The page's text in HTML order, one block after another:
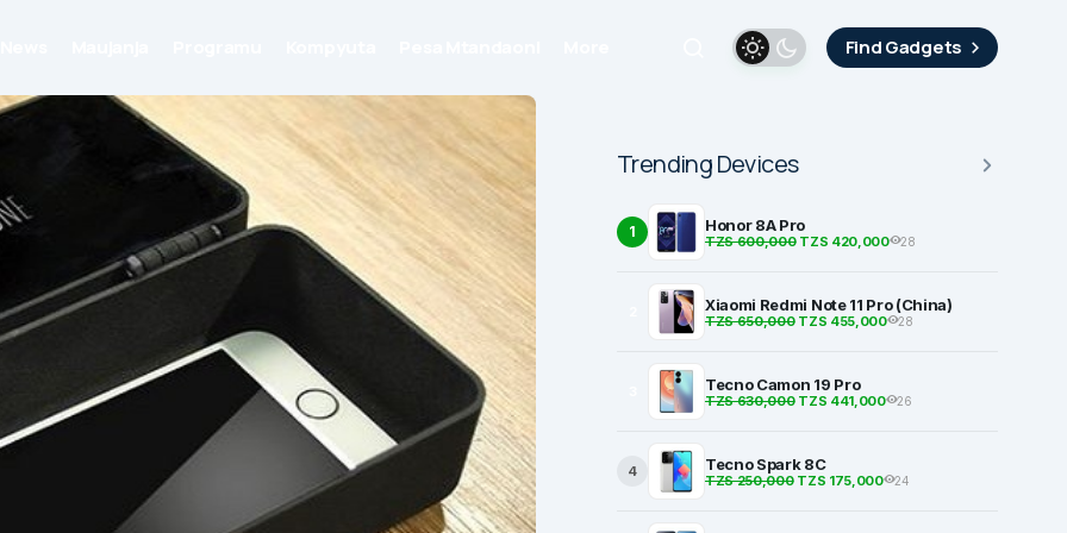
Find Gadgets
Trending Devices
1 Honor 8A Pro
TZS 600,000TZS 420,000 28
Xiaomi Redmi Note 11 Pro (China)
TZS 650,000TZS 455,000 28
Tecno Camon 19 Pro
TZS 630,000TZS 441,000 26
4 Tecno Spark 8C
TZS 250,000TZS 175,000 24